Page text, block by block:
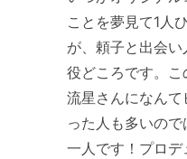
ことを夢見て1人
が、頼子と出会
役どころです。
流星さんになん
った人も多いの
一人です！プロ